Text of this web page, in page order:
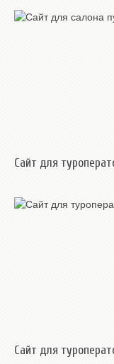
Сайт для
Сайт для